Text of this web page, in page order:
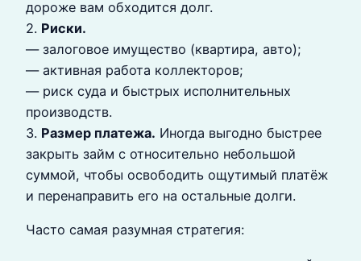
дороже вам обходится долг.
2. Риски.
— залоговое имущество (квартира, авто);
— активная работа коллекторов;
— риск суда и быстрых исполнительных
производств.
3. Размер платежа. Иногда выгодно быстрее
закрыть займ с относительно небольшой
суммой, чтобы освободить ощутимый платёж
и перенаправить его на остальные долги.
Часто самая разумная стратегия: